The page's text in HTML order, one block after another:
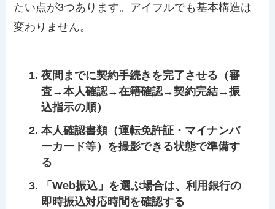
たい点が3つあります。アイフルでも基本構造は
変わりません。
夜間までに契約手続きを完了させる（審
査→本人確認→在籍確認→契約完結→振
込指示の順）
本人確認書類（運転免許証・マイナンバ
ーカード等）を撮影できる状態で準備す
る
「Web振込」を選ぶ場合は、利用銀行の
即時振込対応時間を確認する